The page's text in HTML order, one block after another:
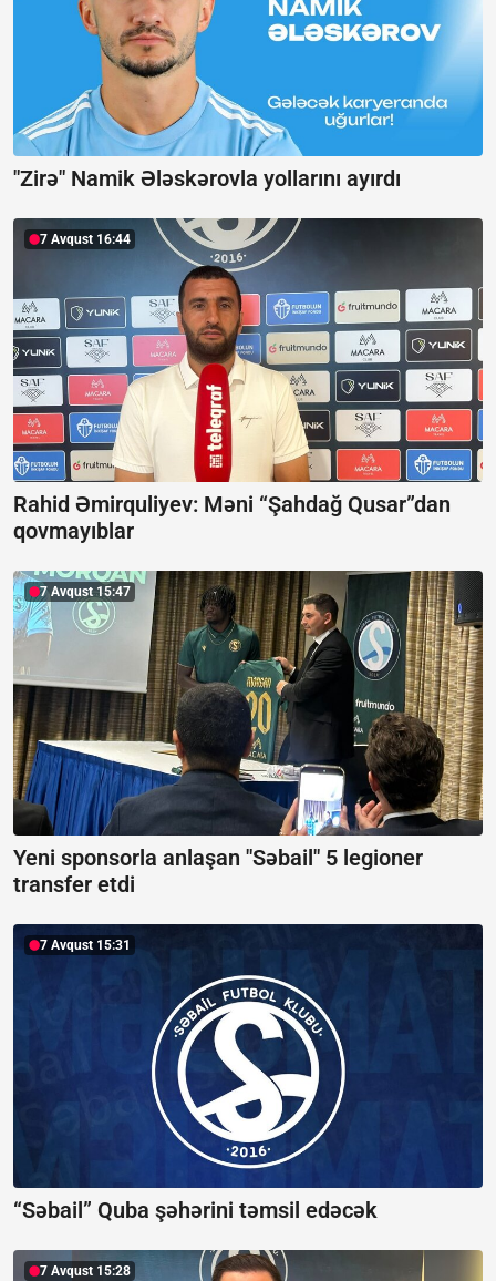
"Zirə" Namik Ələskərovla yollarını ayırdı
7 Avqust 16:44
Rahid Əmirquliyev: Məni “Şahdağ Qusar”dan
qovmayıblar
7 Avqust 15:47
Yeni sponsorla anlaşan "Səbail" 5 legioner
transfer etdi
7 Avqust 15:31
“Səbail” Quba şəhərini təmsil edəcək
7 Avqust 15:28